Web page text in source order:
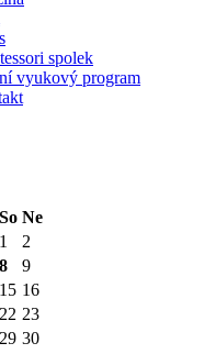
spolek
vyukový program
So Ne
1
2
8
9
15 16
22 23
29 30